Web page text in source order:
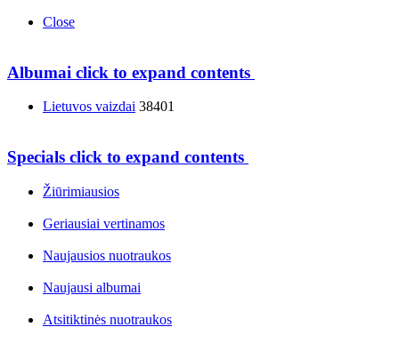
Close
Albumai click to expand contents
Lietuvos vaizdai 38401
Specials click to expand contents
Žiūrimiausios
Geriausiai vertinamos
Naujausios nuotraukos
Naujausi albumai
Atsitiktinės nuotraukos